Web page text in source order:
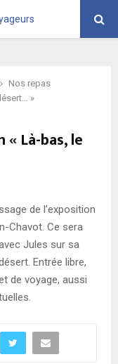
Nos repas
»
Là-bas, le
de l’exposition
Chavot. Ce sera
Jules sur sa
Entrée libre,
de voyage, aussi